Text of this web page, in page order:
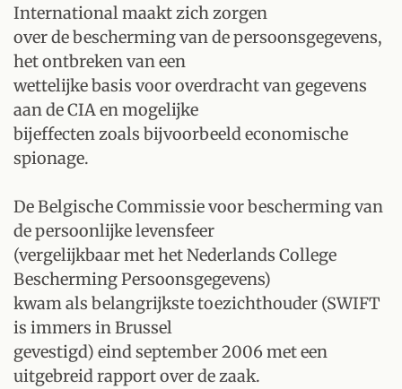
International maakt zich zorgen
over de bescherming van de persoonsgegevens,
het ontbreken van een
wettelijke basis voor overdracht van gegevens
aan de CIA en mogelijke
bijeffecten zoals bijvoorbeeld economische
spionage.
De Belgische Commissie voor bescherming van
de persoonlijke levensfeer
(vergelijkbaar met het Nederlands College
Bescherming Persoonsgegevens)
kwam als belangrijkste toezichthouder (SWIFT
is immers in Brussel
gevestigd) eind september 2006 met een
uitgebreid rapport over de zaak.